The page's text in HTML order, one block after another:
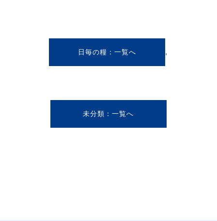
日毎の糧 ,
未分類